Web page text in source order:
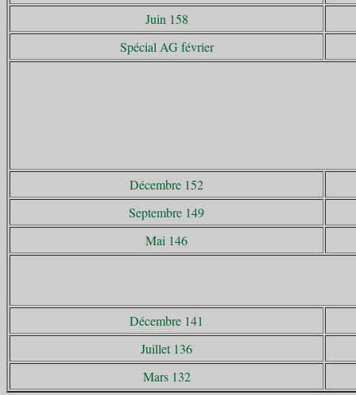
Juin 158
Spécial AG février
Décembre 152
Septembre 149
Mai 146
Décembre 141
Juillet 136
Mars 132